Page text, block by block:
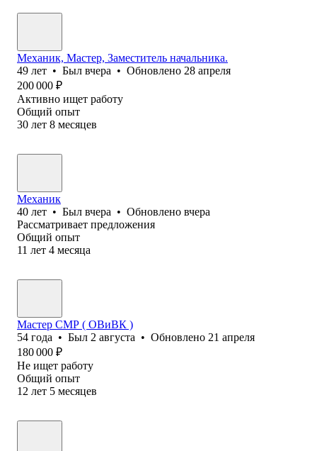
Механик, Мастер, Заместитель начальника.
49 лет • Был вчера • Обновлено 28 апреля
200 000 ₽
Активно ищет работу
Общий опыт
30 лет 8 месяцев
Механик
40 лет • Был вчера • Обновлено вчера
Рассматривает предложения
Общий опыт
11 лет 4 месяца
Мастер СМР ( ОВиВК )
54 года • Был 2 августа • Обновлено 21 апреля
180 000 ₽
Не ищет работу
Общий опыт
12 лет 5 месяцев